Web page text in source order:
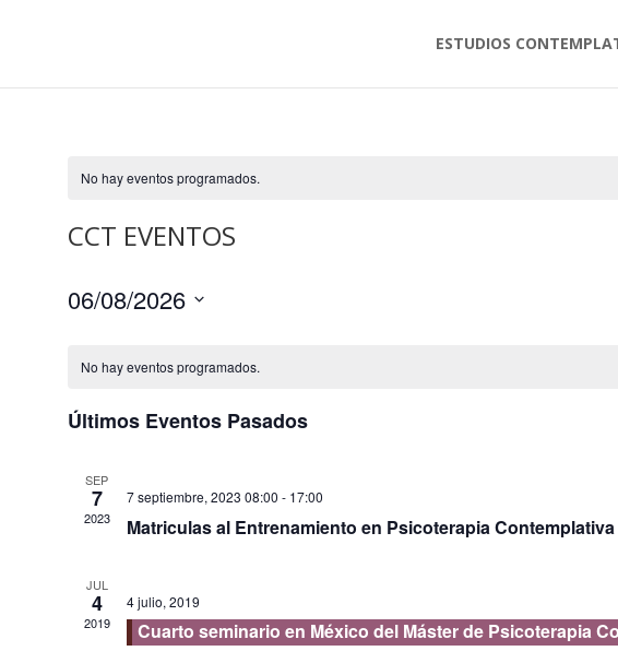
ESTUDIOS
No hay eventos programados.
CCT EVENTOS
06/08/2026
No hay eventos programados.
Últimos Eventos Pasados
SEP
7
2023
7 septiembre, 2023 08:00 - 17:00
Matriculas al Entrenamiento en Psicoterapia Contemplativa
JUL
4
2019
4 julio, 2019
Cuarto seminario en México del Máster de Psicoterapia